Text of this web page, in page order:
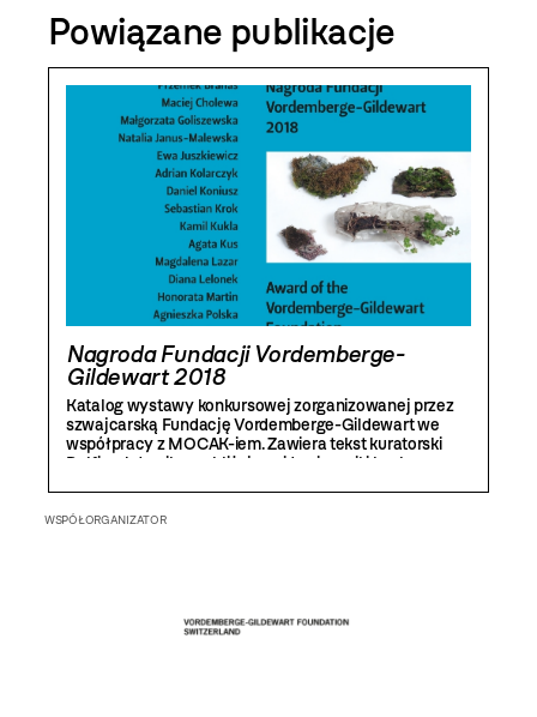
Powiązane publikacje
Nagroda Fundacji Vordemberge-
Gildewart 2018
Katalog wystawy konkursowej zorganizowanej przez
szwajcarską Fundację Vordemberge-Gildewart we
współpracy z MOCAK-iem. Zawiera tekst kuratorski
Delfiny Jałowik przybliżający ideę i wyniki konkursu
komentarzami twórców.
WSPÓŁORGANIZATOR